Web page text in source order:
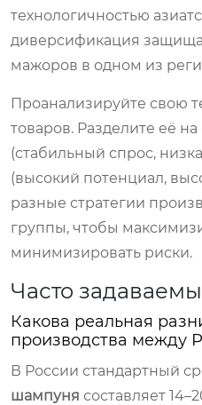
технологичностью
диверсификация
мажоров в одном из
Проанализируйте свою
товаров. Разделите её
(стабильный спрос,
(высокий потенциал,
разные стратегии
группы, чтобы
минимизировать риски.
Часто
Какова реальная
производства между
В России стандартный
шампуня составляет